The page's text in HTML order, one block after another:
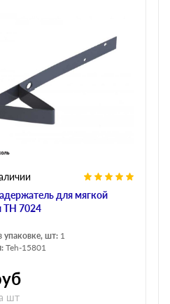
для мягкой
ТН 7024
упаковке, шт: 1
Teh-15801
шт